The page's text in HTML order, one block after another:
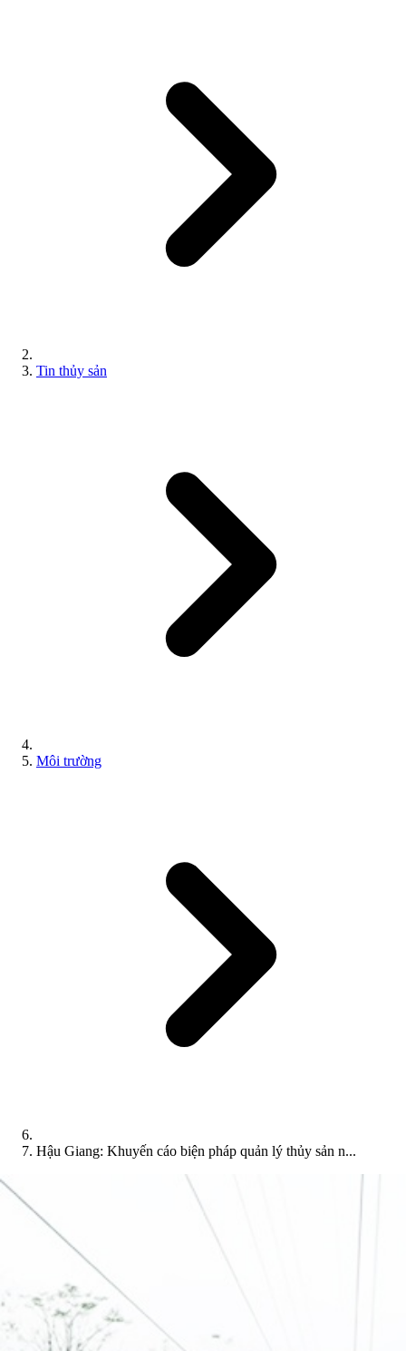
Tin thủy sản
Môi trường
Hậu Giang: Khuyến cáo biện pháp quản lý thủy sản n...